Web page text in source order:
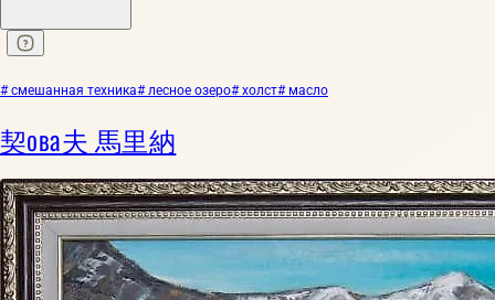
# смешанная техника# лесное озеро# холст# масло
契ова夫 馬里納